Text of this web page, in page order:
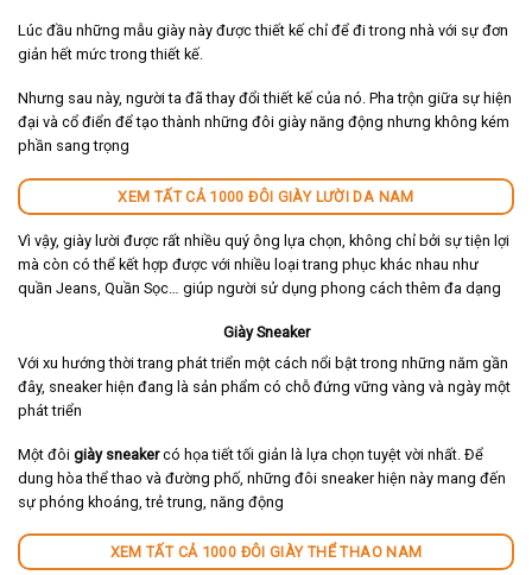
Lúc đầu những mẫu giày này được thiết kế chỉ để đi trong nhà với sự đơn
giản hết mức trong thiết kế.
Nhưng sau này, người ta đã thay đổi thiết kế của nó. Pha trộn giữa sự hiện
đại và cổ điển để tạo thành những đôi giày năng động nhưng không kém
phần sang trọng
XEM TẤT CẢ 1000 ĐÔI GIÀY LƯỜI DA NAM
Vì vậy, giày lười được rất nhiều quý ông lựa chọn, không chỉ bởi sự tiện lợi
mà còn có thể kết hợp được với nhiều loại trang phục khác nhau như
quần Jeans, Quần Sọc… giúp người sử dụng phong cách thêm đa dạng
Giày Sneaker
Với xu hướng thời trang phát triển một cách nổi bật trong những năm gần
đây, sneaker hiện đang là sản phẩm có chỗ đứng vững vàng và ngày một
phát triển
Một đôi giày sneakercó họa tiết tối giản là lựa chọn tuyệt vời nhất. Để
dung hòa thể thao và đường phố, những đôi sneaker hiện này mang đến
sự phóng khoáng, trẻ trung, năng động
XEM TẤT CẢ 1000 ĐÔI GIÀY THỂ THAO NAM